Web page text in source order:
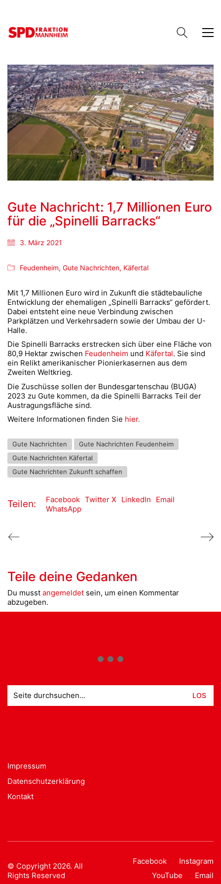
Gute Nachricht: 1,7 Millionen Euro
für die „Spinelli Barracks“
3. März 2021
Feudenheim, Gute Nachrichten, Käfertal
Mit 1,7 Millionen Euro wird in Zukunft die städtebauliche
Entwicklung der ehemaligen „Spinelli Barracks“ gefördert.
Dabei entsteht eine neue Verbindung zwischen
Parkplätzen und Verkehrsadern sowie der Umbau der U-
Halle.
Die Spinelli Barracks erstrecken sich über eine Fläche von
80,9 Hektar zwischen Feudenheim und Käfertal. Sie sind
ein Relikt amerikanischer Pionierkasernen aus dem
Zweiten Weltkrieg.
Die Zuschüsse sollen der Bundesgartenschau (BUGA)
2023 zu Gute kommen, da die Spinelli Barracks Teil der
Austragungsfläche sind.
Weitere Informationen finden Sie hier.
Gute Nachrichten
Gute Nachrichten Feudenheim
Gute Nachrichten Käfertal
Gute Nachrichten Zukunft schaffen
Teilen: Facebook Twitter X LinkedIn
Email
WhatsApp
Teile deine Gedanken
Du musst angemeldet sein, um einen Kommentar
abzugeben.
nach:
Impressum
Datenschutzerklärung
Kontakt
Facebook
Instagram
YouTube
Email
© Copyright 2026. All
Rights Reserved